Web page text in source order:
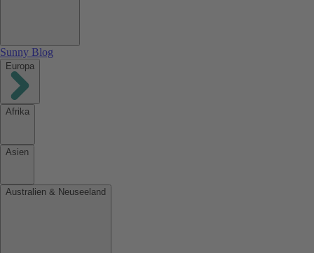
Sunny Blog
Europa
Afrika
Asien
Australien & Neuseeland